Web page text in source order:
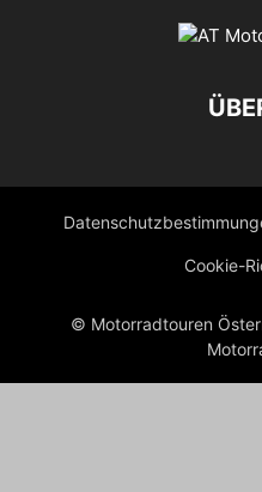
Cookie-
© Motorradtouren